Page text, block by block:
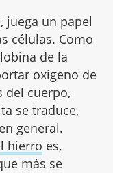
juega un papel
células. Como
de la
oxigeno de
del cuerpo,
se traduce,
general.
hierro es,
más se